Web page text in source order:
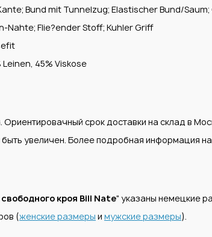
Bund mit Tunnelzug; Elastischer Bund/
Nahte; Flie?ender Stoff; Kuhler Griff
45% Viskose
срок доставки на склад в
увеличен. Более подробная информация
кроя Bill Nate" указаны немецкие
(женские размеры и мужские размеры).